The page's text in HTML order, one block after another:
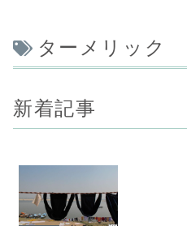
ターメリック
新着記事